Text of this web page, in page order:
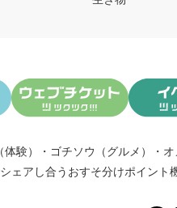
験） ・ ゴチソウ（グルメ） ・ オ
ェアし合う おすそ分けポイント